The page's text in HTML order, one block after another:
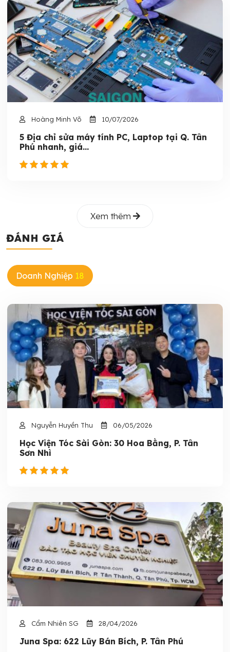
Hoàng Minh Võ 10/07/2026
5 Địa chỉ sửa máy tính PC, Laptop tại Q. Tân
Phú nhanh, giá...
Xem thêm
ĐÁNH GIÁ
Doanh Nghiệp 18
Nguyễn Huyền Thu 06/05/2026
Học Viện Tóc Sài Gòn: 30 Hoa Bằng, P. Tân
Sơn Nhì
Cẩm Nhiên SG 28/04/2026
Juna Spa: 622 Lũy Bán Bích, P. Tân Phú